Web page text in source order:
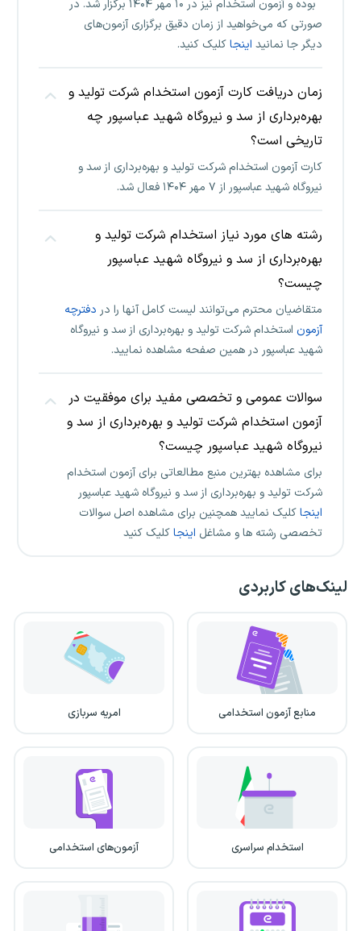
بوده و آزمون استخدام نیز در ۱۰ مهر ۱۴۰۴ برگزار شد. در
صورتی که می‌خواهید از زمان دقیق برگزاری آزمون‌های
دیگر جا نمانید اینجاکلیک کنید.
زمان دریافت کارت آزمون استخدام شرکت تولید و
بهره‌برداری از سد و نیروگاه شهید عباسپور چه
تاریخی است؟
کارت آزمون استخدام شرکت تولید و بهره‌برداری از سد و
نیروگاه شهید عباسپور از ۷ مهر ۱۴۰۴ فعال شد.
رشته های مورد نیاز استخدام شرکت تولید و
بهره‌برداری از سد و نیروگاه شهید عباسپور
چیست؟
متقاضیان محترم می‌توانند لیست کامل آنها را در دفترچه
آزمون استخدام شرکت تولید و بهره‌برداری از سد و نیروگاه
شهید عباسپور در همین صفحه مشاهده نمایید.
سوالات عمومی و تخصصی مفید برای موفقیت در
آزمون استخدام شرکت تولید و بهره‌برداری از سد و
نیروگاه شهید عباسپور چیست؟
برای مشاهده بهترین منبع مطالعاتی برای آزمون استخدام
شرکت تولید و بهره‌برداری از سد و نیروگاه شهید عباسپور
اینجاکلیک نمایید همچنین برای مشاهده اصل سوالات
تخصصی رشته ها و مشاغل اینجاکلیک کنید
لینک‌های کاربردی
منابع آزمون استخدامی امریه سربازی
استخدام سراسری آزمون‌های استخدامی